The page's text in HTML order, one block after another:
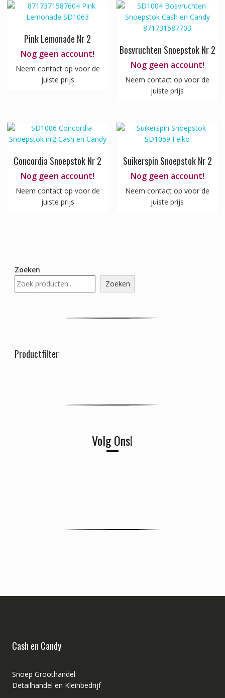
Pink Lemonade Nr 2
Nog geen account!
Neem contact op voor de
juiste prijs
Bosvruchten Snoepstok Nr 2
Nog geen account!
Neem contact op voor de
juiste prijs
Concordia Snoepstok Nr 2
Nog geen account!
Neem contact op voor de
juiste prijs
Suikerspin Snoepstok Nr 2
Nog geen account!
Neem contact op voor de
juiste prijs
Zoeken
Zoeken
Productfilter
Volg Ons!
Cash en Candy
Snoep Groothandel
Detailhandel en Kleinbedrijf